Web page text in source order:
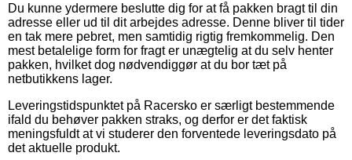
Du kunne ydermere beslutte dig for at få pakken bragt til din
adresse eller ud til dit arbejdes adresse. Denne bliver til tider
en tak mere pebret, men samtidig rigtig fremkommelig. Den
mest betalelige form for fragt er unægtelig at du selv henter
pakken, hvilket dog nødvendiggør at du bor tæt på
netbutikkens lager.
Leveringstidspunktet på Racersko er særligt bestemmende
ifald du behøver pakken straks, og derfor er det faktisk
meningsfuldt at vi studerer den forventede leveringsdato på
det aktuelle produkt.